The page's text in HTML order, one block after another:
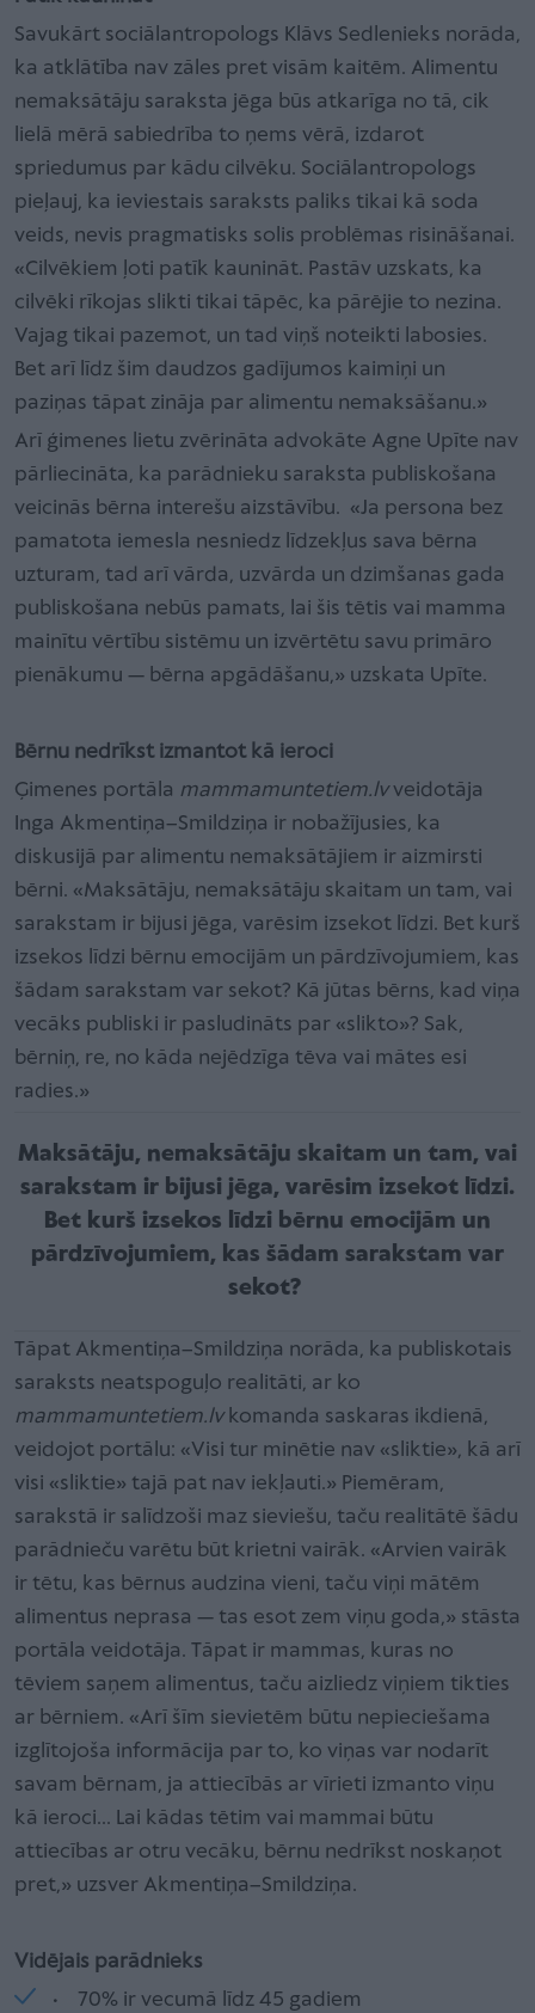
Savukārt sociālantropologs Klāvs Sedlenieks norāda,
ka atklātība nav zāles pret visām kaitēm. Alimentu
nemaksātāju saraksta jēga būs atkarīga no tā, cik
lielā mērā sabiedrība to ņems vērā, izdarot
spriedumus par kādu cilvēku. Sociālantropologs
pieļauj, ka ieviestais saraksts paliks tikai kā soda
veids, nevis pragmatisks solis problēmas risināšanai.
«Cilvēkiem ļoti patīk kaunināt. Pastāv uzskats, ka
cilvēki rīkojas slikti tikai tāpēc, ka pārējie to nezina.
Vajag tikai pazemot, un tad viņš noteikti labosies.
Bet arī līdz šim daudzos gadījumos kaimiņi un
paziņas tāpat zināja par alimentu nemaksāšanu.»
Arī ģimenes lietu zvērināta advokāte Agne Upīte nav
pārliecināta, ka parādnieku saraksta publiskošana
veicinās bērna interešu aizstāvību. «Ja persona bez
pamatota iemesla nesniedz līdzekļus sava bērna
uzturam, tad arī vārda, uzvārda un dzimšanas gada
publiskošana nebūs pamats, lai šis tētis vai mamma
mainītu vērtību sistēmu un izvērtētu savu primāro
pienākumu — bērna apgādāšanu,» uzskata Upīte.
Bērnu nedrīkst izmantot kā ieroci
Ģimenes portāla mammamuntetiem.lvveidotāja
Inga Akmentiņa–Smildziņa ir nobažījusies, ka
diskusijā par alimentu nemaksātājiem ir aizmirsti
bērni. «Maksātāju, nemaksātāju skaitam un tam, vai
sarakstam ir bijusi jēga, varēsim izsekot līdzi. Bet kurš
izsekos līdzi bērnu emocijām un pārdzīvojumiem, kas
šādam sarakstam var sekot? Kā jūtas bērns, kad viņa
vecāks publiski ir pasludināts par «slikto»? Sak,
bērniņ, re, no kāda nejēdzīga tēva vai mātes esi
radies.»
Maksātāju, nemaksātāju skaitam un tam, vai
sarakstam ir bijusi jēga, varēsim izsekot līdzi.
Bet kurš izsekos līdzi bērnu emocijām un
pārdzīvojumiem, kas šādam sarakstam var
sekot?
Tāpat Akmentiņa–Smildziņa norāda, ka publiskotais
saraksts neatspoguļo realitāti, ar ko
mammamuntetiem.lvkomanda saskaras ikdienā,
veidojot portālu: «Visi tur minētie nav «sliktie», kā arī
visi «sliktie» tajā pat nav iekļauti.» Piemēram,
sarakstā ir salīdzoši maz sieviešu, taču realitātē šādu
parādnieču varētu būt krietni vairāk. «Arvien vairāk
ir tētu, kas bērnus audzina vieni, taču viņi mātēm
alimentus neprasa — tas esot zem viņu goda,» stāsta
portāla veidotāja. Tāpat ir mammas, kuras no
tēviem saņem alimentus, taču aizliedz viņiem tikties
ar bērniem. «Arī šīm sievietēm būtu nepieciešama
izglītojoša informācija par to, ko viņas var nodarīt
savam bērnam, ja attiecībās ar vīrieti izmanto viņu
kā ieroci... Lai kādas tētim vai mammai būtu
attiecības ar otru vecāku, bērnu nedrīkst noskaņot
pret,» uzsver Akmentiņa–Smildziņa.
Vidējais parādnieks
• 70% ir vecumā līdz 45 gadiem